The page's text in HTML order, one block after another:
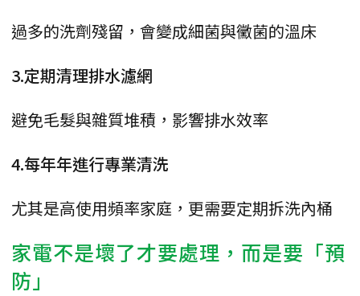
過多的洗劑殘留，會變成細菌與黴菌的溫床
3.定期清理排水濾網
避免毛髮與雜質堆積，影響排水效率
4.每年年進行專業清洗
尤其是高使用頻率家庭，更需要定期拆洗內桶
家電不是壞了才要處理，而是要「預
防」